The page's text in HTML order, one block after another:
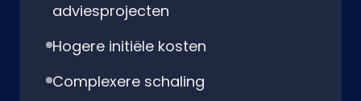
adviesprojecten
Hogere initiële kosten
Complexere schaling